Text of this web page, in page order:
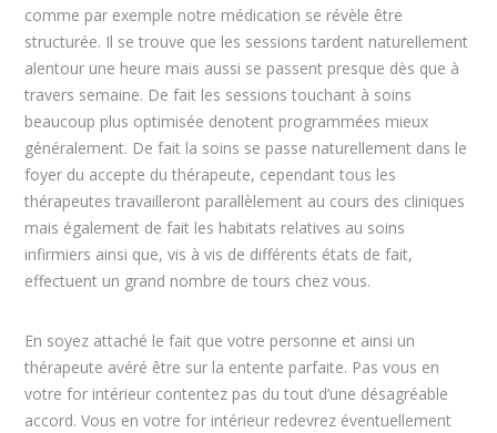
comme par exemple notre médication se révèle être
structurée. Il se trouve que les sessions tardent naturellement
alentour une heure mais aussi se passent presque dès que à
travers semaine. De fait les sessions touchant à soins
beaucoup plus optimisée denotent programmées mieux
généralement. De fait la soins se passe naturellement dans le
foyer du accepte du thérapeute, cependant tous les
thérapeutes travailleront parallèlement au cours des cliniques
mais également de fait les habitats relatives au soins
infirmiers ainsi que, vis à vis de différents états de fait,
effectuent un grand nombre de tours chez vous.
En soyez attaché le fait que votre personne et ainsi un
thérapeute avéré être sur la entente parfaite. Pas vous en
votre for intérieur contentez pas du tout d’une désagréable
accord. Vous en votre for intérieur redevrez éventuellement